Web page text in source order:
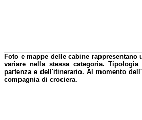
Foto e mappe delle cabine
variare nella stessa categoria.
partenza e dell'itinerario. Al momento
compagnia di crociera.